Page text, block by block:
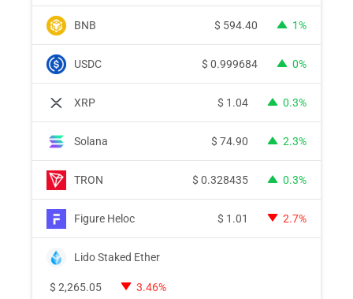
BNB $ 594.40 1%
USDC $ 0.999684 0%
XRP $ 1.04 0.3%
Solana $ 74.90 2.3%
TRON $ 0.328435 0.3%
Figure Heloc $ 1.01 2.7%
Lido Staked Ether
$ 2,265.05 3.46%